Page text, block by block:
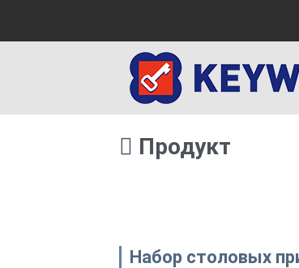
Продукт
Набор столовых